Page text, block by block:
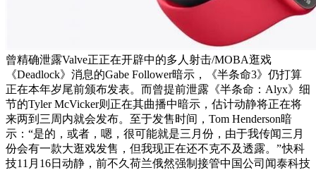
曾精确泄露Valve正正在开辟中的多人射击/MOBA逛戏
《Deadlock》消息的Gabe Follower暗示，《半条命3》仍打算
正在本年岁尾前颁布发表。而曾提前泄露《半条命：Alyx》细
节的Tyler McVicker则正在其曲播中暗示，估计动静将正在将
来两到三周内就会发布。至于发售时间，Tom Henderson暗
示：“是的，或者，嗯，很可能就是三月份，由于我传闻三月
份会有一款大逛戏发售，但我现正在还不克不及透露。”快科
技11月16日动静，前不久荷兰俄然强制接管中国公司闻泰科技